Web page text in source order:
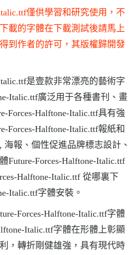
僅供學習和研究使用，不
載的字體在下載測試後請馬上
到作者的許可，其版權歸開發
是壹款非常漂亮的藝術字
Italic.ttf廣泛用于各種書刊、畫
Forces-Halftone-Italic.ttf具有強
Forces-Halftone-Italic.ttf報紙和
報、個性促進品牌標志設計、
Future-Forces-Halftone-Italic.ttf
Halftone-Italic.ttf 從哪裏下
Italic.ttf字體安裝。
Forces-Halftone-Italic.ttf字體
Italic.ttf字體在形體上彰顯
，轉折剛健雄強，具有現代時